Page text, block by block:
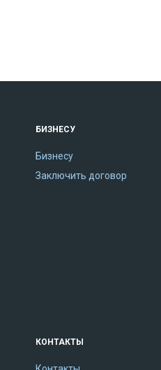
БИЗНЕСУ
Бизнесу
Заключить договор
КОНТАКТЫ